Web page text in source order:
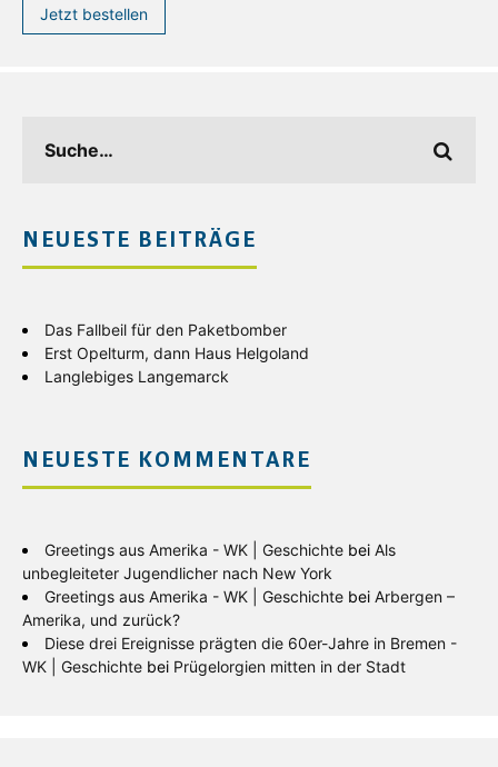
Jetzt bestellen
NEUESTE BEITRÄGE
Das Fallbeil für den Paketbomber
Erst Opelturm, dann Haus Helgoland
Langlebiges Langemarck
NEUESTE KOMMENTARE
Greetings aus Amerika - WK | Geschichte bei Als
unbegleiteter Jugendlicher nach New York
Greetings aus Amerika - WK | Geschichte bei Arbergen –
Amerika, und zurück?
Diese drei Ereignisse prägten die 60er-Jahre in Bremen -
WK | Geschichte bei Prügelorgien mitten in der Stadt